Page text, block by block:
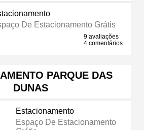
De Estacionamento Grátis
9 avaliações
4 comentários
PARQUE DAS
DUNAS
Estacionamento
Espaço De Estacionamento